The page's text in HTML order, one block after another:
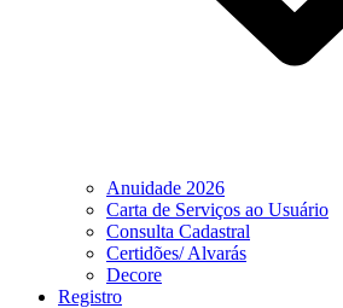
Anuidade 2026
Carta de Serviços ao Usuário
Consulta Cadastral
Certidões/ Alvarás
Decore
Registro